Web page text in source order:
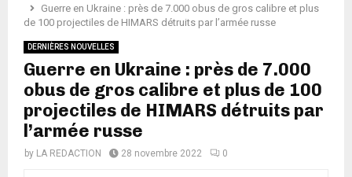
Guerre en Ukraine : près de 7.000 obus de gros calibre et plus
de 100 projectiles de HIMARS détruits par l’armée russe
DERNIÈRES NOUVELLES
Guerre en Ukraine : près de 7.000
obus de gros calibre et plus de 100
projectiles de HIMARS détruits par
l’armée russe
by LA REDACTION 28 novembre 2022 0